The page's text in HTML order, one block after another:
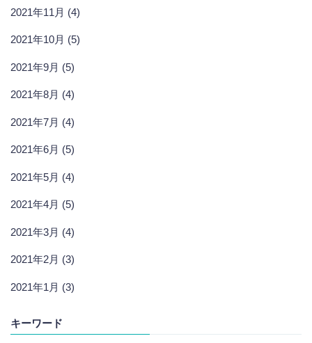
2021年11月 (4)
2021年10月 (5)
2021年9月 (5)
2021年8月 (4)
2021年7月 (4)
2021年6月 (5)
2021年5月 (4)
2021年4月 (5)
2021年3月 (4)
2021年2月 (3)
2021年1月 (3)
キーワード